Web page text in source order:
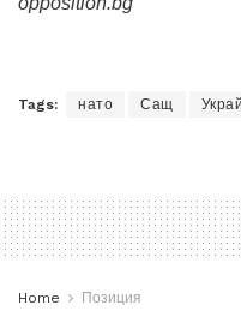
Tags: нато Сащ
Home Позиция